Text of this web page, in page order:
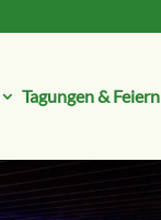
Tagungen & Feiern